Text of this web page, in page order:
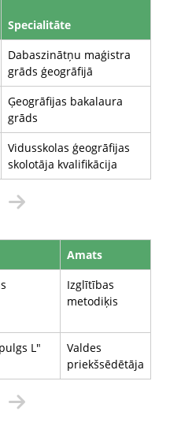
Specialitāte
Dabaszinātņu maģistra
grāds ģeogrāfijā
Ģeogrāfijas bakalaura
grāds
Vidusskolas ģeogrāfijas
skolotāja kvalifikācija
Amats
Izglītības
metodiķis
L"
Valdes
priekšsēdētāja